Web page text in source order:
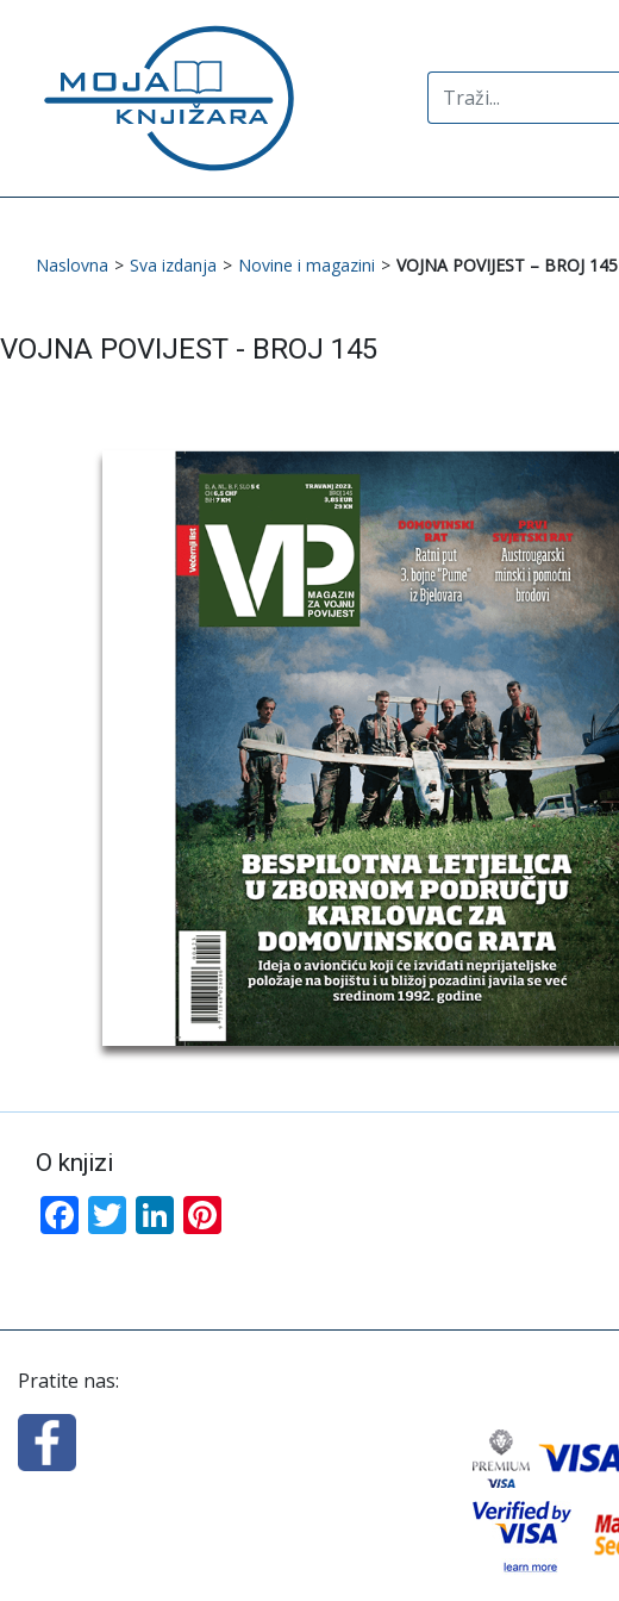
Search
for:
Naslovna > Sva izdanja > Novine i magazini > VOJNA POVIJEST – BROJ 145
VOJNA POVIJEST - BROJ 145
O knjizi
Facebook
TwitterLinkedIn
Pratite nas: